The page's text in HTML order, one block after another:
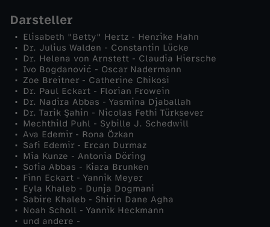
s
a
n
d
e
r
s
Darsteller
Elisabeth "Betty" Hertz - Henrike Hahn
Dr. Julius Walden - Constantin Lücke
Dr. Helena von Arnstett - Claudia Hiersche
Ivo Bogdanović - Oscar Nadermann
Zoe Breitner - Catherine Chikosi
Dr. Paul Eckart - Florian Frowein
Dr. Nadira Abbas - Yasmina Djaballah
Dr. Tarik Şahin - Nicolas Fethi Türksever
Mechthild Puhl - Sybille J. Schedwill
Ava Edemir - Rona Özkan
Safi Edemir - Ercan Durmaz
Mia Kunze - Antonia Döring
Sofia Abbas - Kiara Brunken
Finn Eckart - Yannik Meyer
Eyla Khaleb - Dunja Dogmani
Sabire Khaleb - Shirin Dane Agha
Noah Scholl - Yannik Heckmann
und andere -